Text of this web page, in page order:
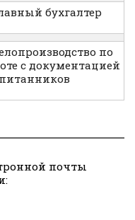
бухгалтер
по
с документацией
почты